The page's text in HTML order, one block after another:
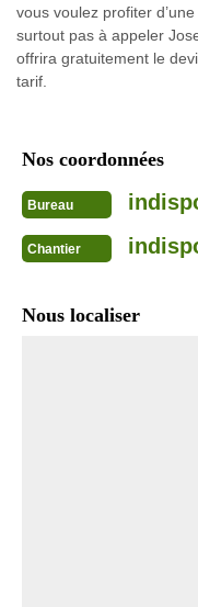
vous voulez profiter
surtout pas à appeler
offrira gratuitement le
tarif.
Nos coordonnées
Bureau
Chantier
Nous localiser